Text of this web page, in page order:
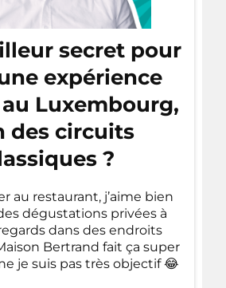
secret pour
expérience
Luxembourg,
des circuits
?
au restaurant, j’aime bien
dégustations privées à
regards dans des endroits
Bertrand fait ça super
je suis pas très objectif 😂